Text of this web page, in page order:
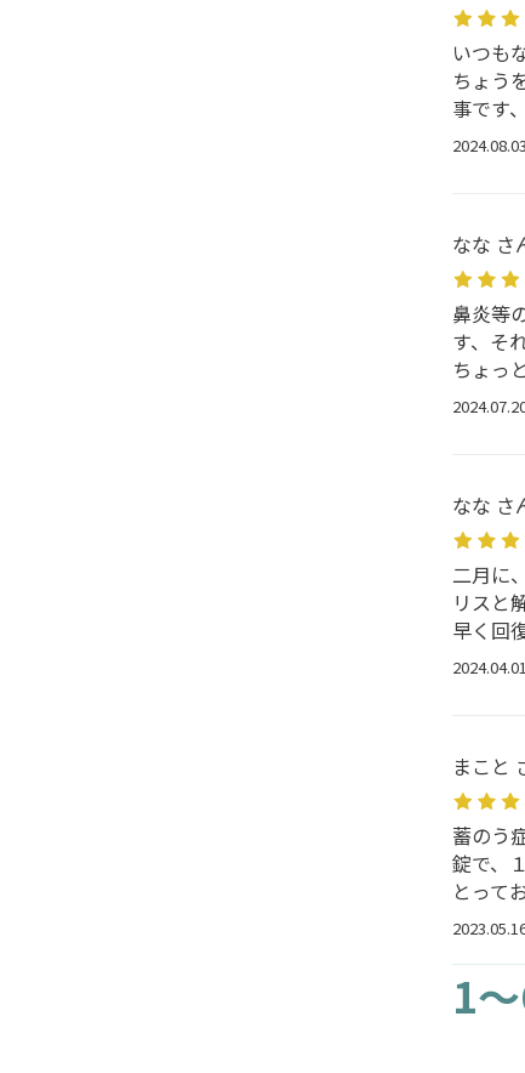
いつも
ちょう
事です
2024.08.03
なな さ
鼻炎等
す、そ
ちょっ
なな さ
二月に
リスと
早く回
2024.04.01
まこと
蓄のう
錠で、
とって
1